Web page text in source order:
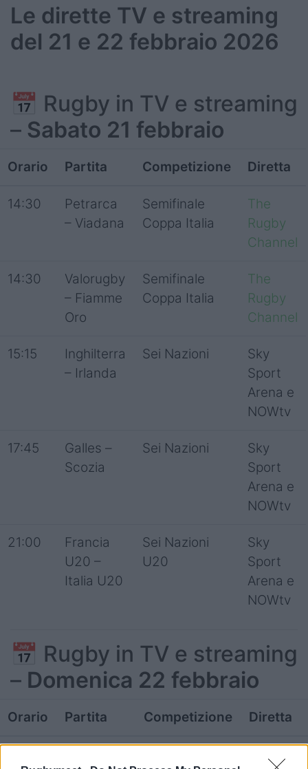
Le dirette TV e streaming
del 21 e 22 febbraio 2026
📅 Rugby in TV e streaming
– Sabato 21 febbraio
Orario Partita Competizione Diretta
14:30
Petrarca
– Viadana
Semifinale
Coppa Italia
The
Rugby
Channel
14:30
Valorugby
– Fiamme
Oro
Semifinale
Coppa Italia
The
Rugby
Channel
15:15
Inghilterra
– Irlanda
Sei Nazioni
Sky
Sport
Arena e
NOWtv
17:45
Galles –
Scozia
Sei Nazioni
Sky
Sport
Arena e
NOWtv
21:00
Francia
U20 –
Italia U20
Sei Nazioni
U20
Sky
Sport
Arena e
NOWtv
📅 Rugby in TV e streaming
– Domenica 22 febbraio
Orario Partita Competizione Diretta